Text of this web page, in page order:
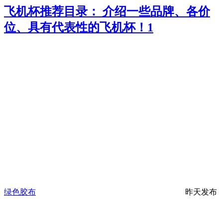
飞机杯推荐目录： 介绍一些品牌、各价
位、具有代表性的飞机杯！ 1
绿色胶布 昨天发布